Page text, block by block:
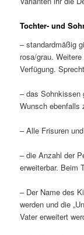
Tochter- und
– standardmäßig
rosa/grau.
Verfügung.
– das Sohnkissen
Wunsch ebenfalls
– Alle Frisuren
– die Anzahl der
erweiterbar. Beim
– Der Name des
werden und die
Vater erweitert